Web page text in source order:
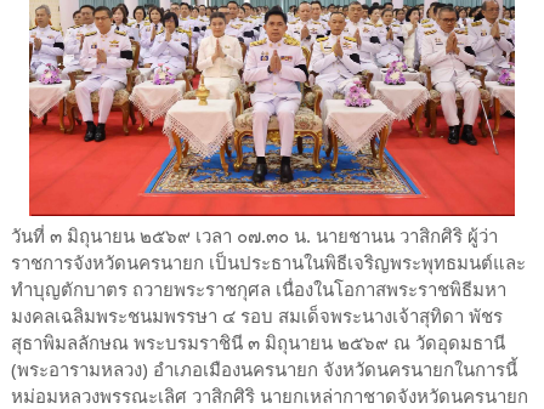
วันที่ ๓ มิถุนายน ๒๕๖๙ เวลา ๐๗.๓๐ น. นายชานน วาสิกศิริ ผู้ว่า
ราชการจังหวัดนครนายก เป็นประธานในพิธีเจริญพระพุทธมนต์และ
ทำบุญตักบาตร ถวายพระราชกุศล เนื่องในโอกาสพระราชพิธีมหา
มงคลเฉลิมพระชนมพรรษา ๔ รอบ สมเด็จพระนางเจ้าสุทิดา พัชร
สุธาพิมลลักษณ พระบรมราชินี ๓ มิถุนายน ๒๕๖๙ ณ วัดอุดมธานี
(พระอารามหลวง) อำเภอเมืองนครนายก จังหวัดนครนายกในการนี้
หม่อมหลวงพรรณะเลิศ วาสิกศิริ นายกเหล่ากาชาดจังหวัดนครนายก